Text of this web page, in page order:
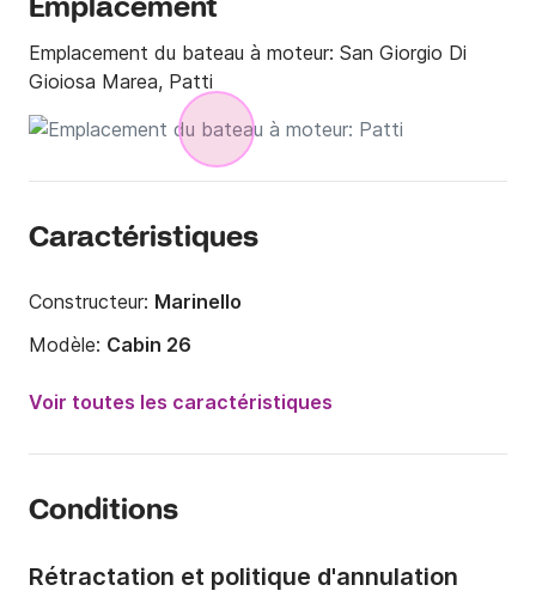
Emplacement
Emplacement du bateau à moteur: San Giorgio Di
Gioiosa Marea, Patti
Caractéristiques
Constructeur: Marinello
Modèle: Cabin 26
Puissance moteur:
250cv
Capacité à bord:
Nombre de cabines:
Voir toutes les caractéristiques
Conditions
Rétractation et politique d'annulation